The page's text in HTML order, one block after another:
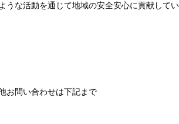
うな活動を通じて地域の安全安心に貢献してい
お問い合わせは下記まで